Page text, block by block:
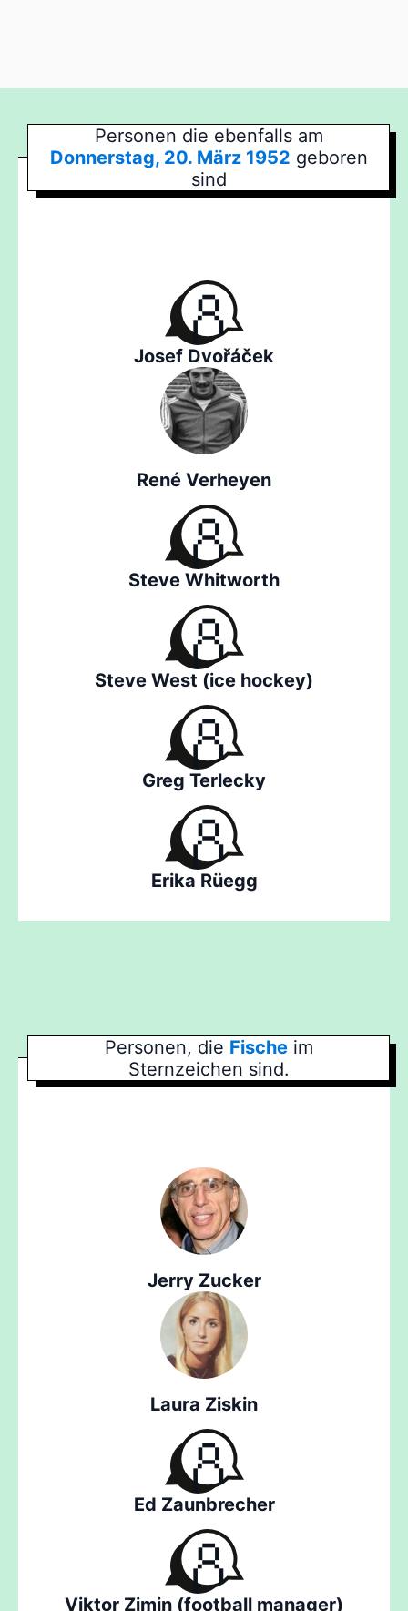
Personen die ebenfalls am
Donnerstag, 20. März 1952 geboren
sind
Josef Dvořáček
René Verheyen
Steve Whitworth
Steve West (ice hockey)
Greg Terlecky
Erika Rüegg
Personen, die Fische im
Sternzeichen sind.
Jerry Zucker
Laura Ziskin
Ed Zaunbrecher
Viktor Zimin (football manager)